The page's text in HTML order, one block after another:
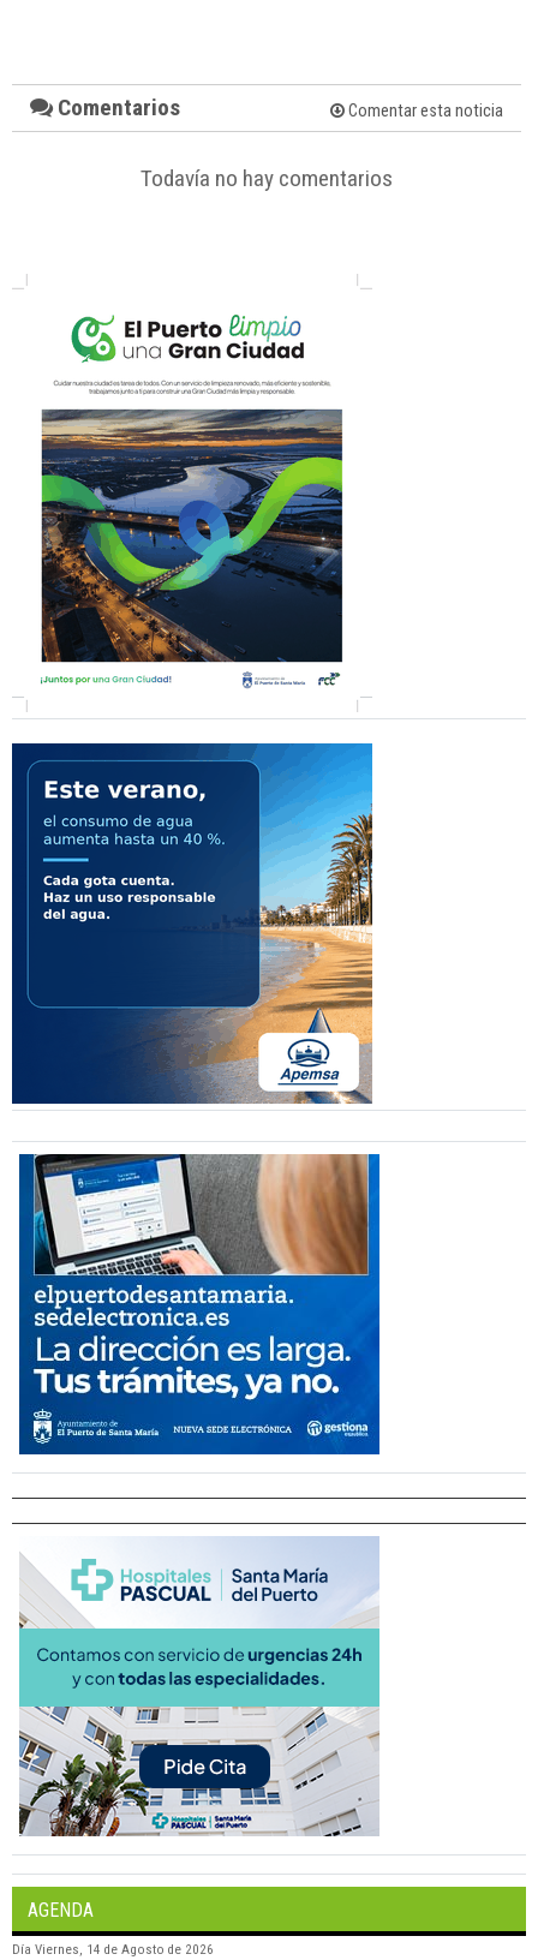
Comentarios Comentar esta noticia
Todavía no hay comentarios
AGENDA
Día Viernes, 14 de Agosto de 2026